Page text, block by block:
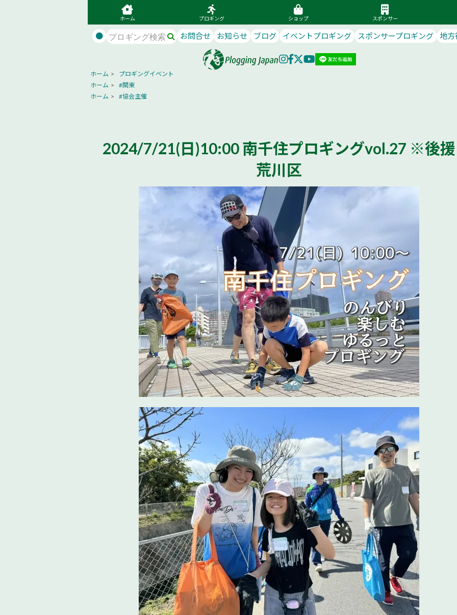
ホーム プロギング ショップ スポンサー
● お問合せ お知らせ ブログ イベントプロギング スポンサープロギング 地
ホーム >
プロギングイベント
ホーム >
#関東
ホーム > #協会主催
2024/7/21(日)10:00 南千住プロギングvol.27 ※後援
荒川区